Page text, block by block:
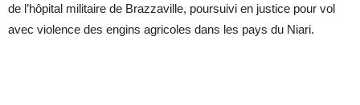
de l’hôpital militaire de Brazzaville, poursuivi en justice pour vol
avec violence des engins agricoles dans les pays du Niari.